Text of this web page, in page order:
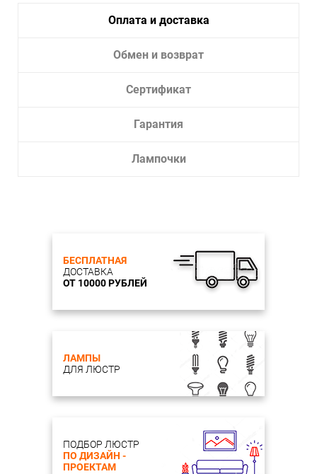
Оплата и доставка
Обмен и возврат
Сертификат
Гарантия
Лампочки
БЕСПЛАТНАЯ
ДОСТАВКА
ОТ 10000 РУБЛЕЙ
ЛАМПЫ
ДЛЯ ЛЮСТР
ПОДБОР ЛЮСТР
ПО ДИЗАЙН -
ПРОЕКТАМ